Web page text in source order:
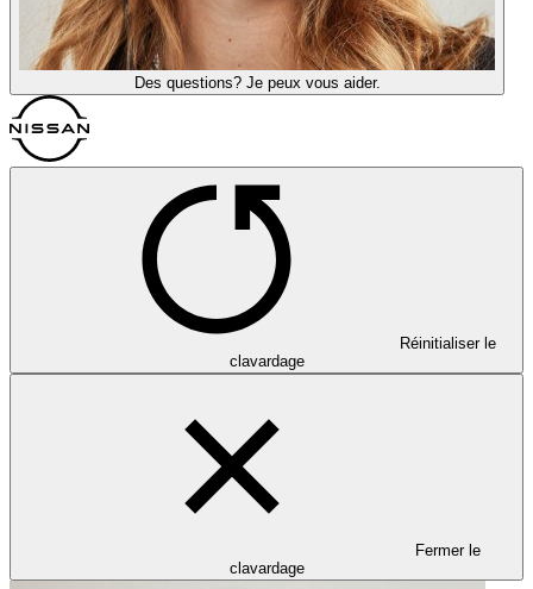
Des questions? Je peux vous aider.
Réinitialiser le
clavardage
Fermer le
clavardage